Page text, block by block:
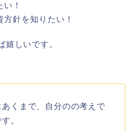
！
針を知りたい！
嬉しいです。
くまで、自分のの考えで
。